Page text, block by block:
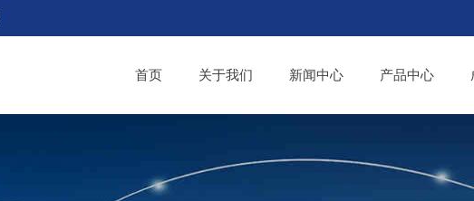
首页 关于我们 新闻中心 产品中心